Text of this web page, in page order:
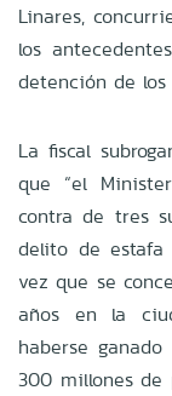
Linares,
los
detención de los
La fiscal
que “el
contra de tres
delito de estafa
vez que se
años en la
haberse
300 millones